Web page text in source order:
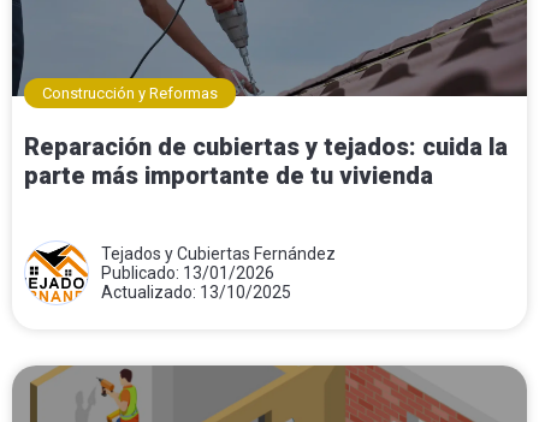
Construcción y Reformas
Reparación de cubiertas y tejados: cuida la
parte más importante de tu vivienda
Tejados y Cubiertas Fernández
Publicado: 13/01/2026
Actualizado: 13/10/2025